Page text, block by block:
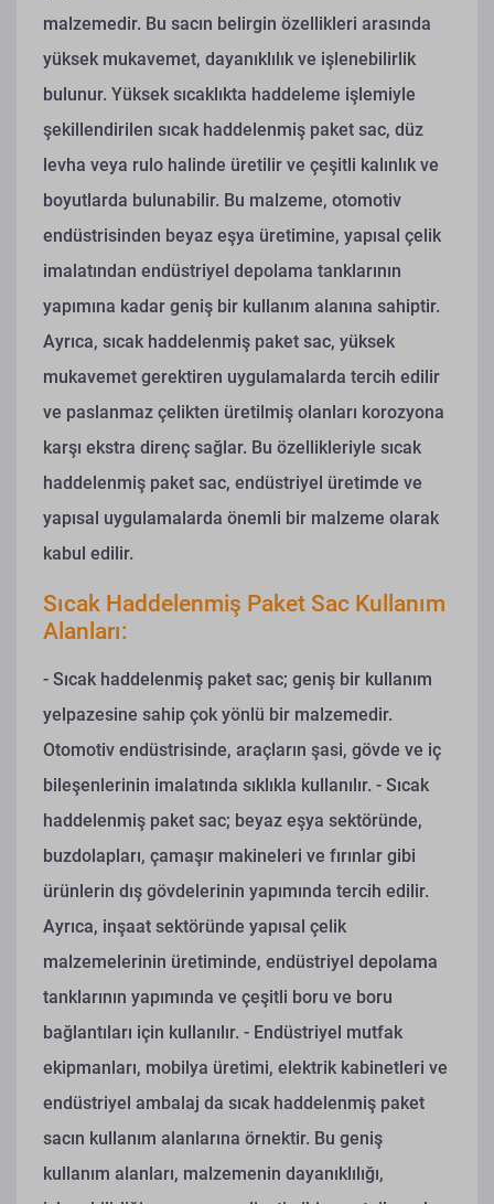
malzemedir. Bu sacın belirgin özellikleri arasında
yüksek mukavemet, dayanıklılık ve işlenebilirlik
bulunur. Yüksek sıcaklıkta haddeleme işlemiyle
şekillendirilen sıcak haddelenmiş paket sac, düz
levha veya rulo halinde üretilir ve çeşitli kalınlık ve
boyutlarda bulunabilir. Bu malzeme, otomotiv
endüstrisinden beyaz eşya üretimine, yapısal çelik
imalatından endüstriyel depolama tanklarının
yapımına kadar geniş bir kullanım alanına sahiptir.
Ayrıca, sıcak haddelenmiş paket sac, yüksek
mukavemet gerektiren uygulamalarda tercih edilir
ve paslanmaz çelikten üretilmiş olanları korozyona
karşı ekstra direnç sağlar. Bu özellikleriyle sıcak
haddelenmiş paket sac, endüstriyel üretimde ve
yapısal uygulamalarda önemli bir malzeme olarak
kabul edilir.
Sıcak Haddelenmiş Paket Sac Kullanım
Alanları:
- Sıcak haddelenmiş paket sac; geniş bir kullanım
yelpazesine sahip çok yönlü bir malzemedir.
Otomotiv endüstrisinde, araçların şasi, gövde ve iç
bileşenlerinin imalatında sıklıkla kullanılır. - Sıcak
haddelenmiş paket sac; beyaz eşya sektöründe,
buzdolapları, çamaşır makineleri ve fırınlar gibi
ürünlerin dış gövdelerinin yapımında tercih edilir.
Ayrıca, inşaat sektöründe yapısal çelik
malzemelerinin üretiminde, endüstriyel depolama
tanklarının yapımında ve çeşitli boru ve boru
bağlantıları için kullanılır. - Endüstriyel mutfak
ekipmanları, mobilya üretimi, elektrik kabinetleri ve
endüstriyel ambalaj da sıcak haddelenmiş paket
sacın kullanım alanlarına örnektir. Bu geniş
kullanım alanları, malzemenin dayanıklılığı,